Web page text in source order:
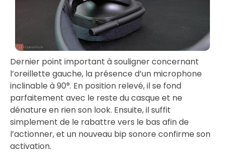
Dernier point important à souligner concernant
l’oreillette gauche, la présence d’un microphone
inclinable à 90°. En position relevé, il se fond
parfaitement avec le reste du casque et ne
dénature en rien son look. Ensuite, il suffit
simplement de le rabattre vers le bas afin de
l’actionner, et un nouveau bip sonore confirme son
activation.